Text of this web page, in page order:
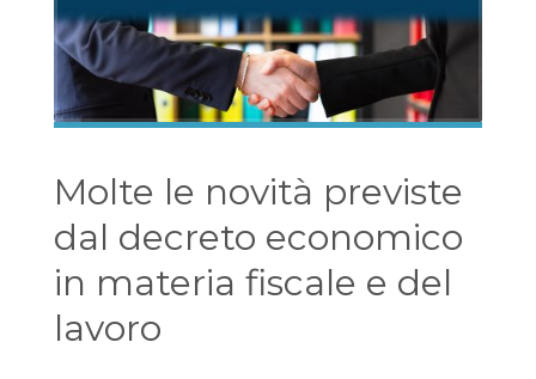
Molte le novità previste
dal decreto economico
in materia fiscale e del
lavoro